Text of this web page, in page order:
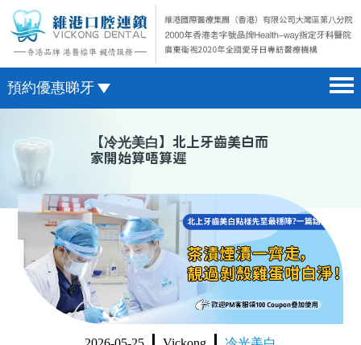
預約優惠睇牙
醫院簡介 hospital introduction
醫生介紹 doctor introduction
醫療新聞 medical news
種植牙 dental implant
箍牙 orthodontics
收費標準 change standard
微信預約
WhatsApp預約
【冷光美白】北上牙齒美白而
家開始算唔算遲